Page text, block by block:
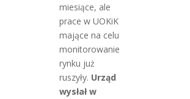
miesiące, ale
prace w UOKiK
mające na celu
monitorowanie
rynku już
ruszyły. Urząd
wysłał w